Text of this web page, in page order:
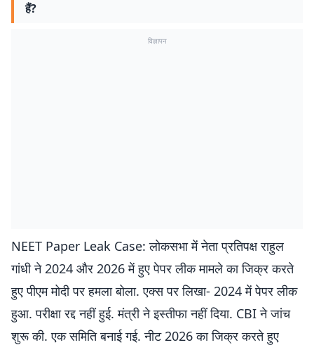
हैं?
विज्ञापन
NEET Paper Leak Case: लोकसभा में नेता प्रतिपक्ष राहुल
गांधी ने 2024 और 2026 में हुए पेपर लीक मामले का जिक्र करते
हुए पीएम मोदी पर हमला बोला. एक्स पर लिखा- 2024 में पेपर लीक
हुआ. परीक्षा रद्द नहीं हुई. मंत्री ने इस्तीफा नहीं दिया. CBI ने जांच
शुरू की. एक समिति बनाई गई. नीट 2026 का जिक्र करते हुए